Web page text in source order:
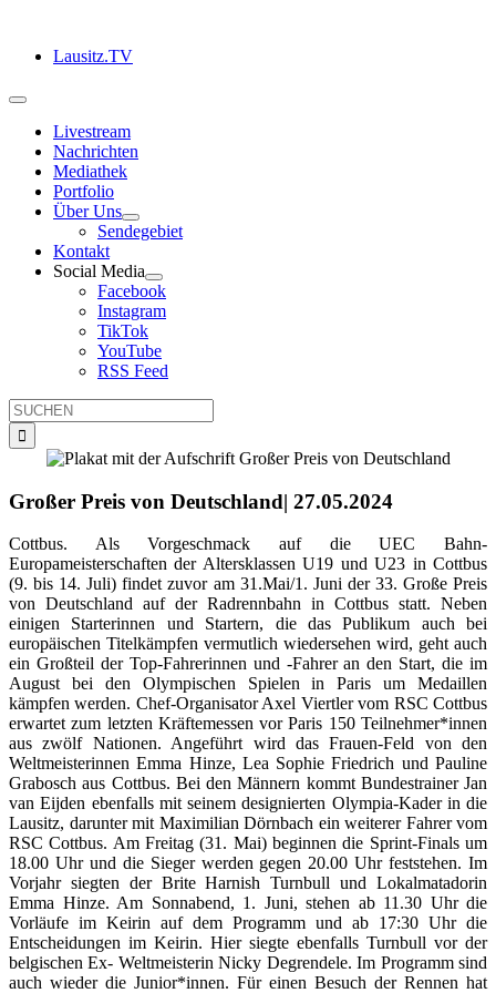
springenLausitz.TV
Toggle
NavigationLivestream
Nachrichten
Mediathek
Portfolio
Über Uns
Sendegebiet
Kontakt
Social Media
Facebook
Instagram
TikTok
YouTube
RSS Feed
Suche
nach:
Großer Preis von Deutschland| 27.05.2024
Cottbus. Als Vorgeschmack auf die UEC Bahn-
Europameisterschaften der Altersklassen U19 und U23 in Cottbus
(9. bis 14. Juli) findet zuvor am 31.Mai/1. Juni der 33. Große Preis
von Deutschland auf der Radrennbahn in Cottbus statt. Neben
einigen Starterinnen und Startern, die das Publikum auch bei
europäischen Titelkämpfen vermutlich wiedersehen wird, geht auch
ein Großteil der Top-Fahrerinnen und -Fahrer an den Start, die im
August bei den Olympischen Spielen in Paris um Medaillen
kämpfen werden. Chef-Organisator Axel Viertler vom RSC Cottbus
erwartet zum letzten Kräftemessen vor Paris 150 Teilnehmer*innen
aus zwölf Nationen. Angeführt wird das Frauen-Feld von den
Weltmeisterinnen Emma Hinze, Lea Sophie Friedrich und Pauline
Grabosch aus Cottbus. Bei den Männern kommt Bundestrainer Jan
van Eijden ebenfalls mit seinem designierten Olympia-Kader in die
Lausitz, darunter mit Maximilian Dörnbach ein weiterer Fahrer vom
RSC Cottbus. Am Freitag (31. Mai) beginnen die Sprint-Finals um
18.00 Uhr und die Sieger werden gegen 20.00 Uhr feststehen. Im
Vorjahr siegten der Brite Harnish Turnbull und Lokalmatadorin
Emma Hinze. Am Sonnabend, 1. Juni, stehen ab 11.30 Uhr die
Vorläufe im Keirin auf dem Programm und ab 17:30 Uhr die
Entscheidungen im Keirin. Hier siegte ebenfalls Turnbull vor der
belgischen Ex- Weltmeisterin Nicky Degrendele. Im Programm sind
auch wieder die Junior*innen. Für einen Besuch der Rennen hat